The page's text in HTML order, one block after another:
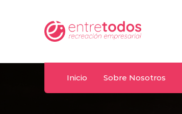
Whatsapp
092 487 198
Inicio Sobre Nosotros